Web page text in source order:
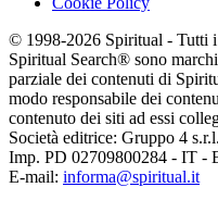
© 1998-2026 Spiritual - Tutti
Spiritual Search® sono
parziale dei contenuti di
modo responsabile dei
contenuto dei siti ad essi
Società editrice: Gruppo 4
Imp. PD 02709800284 - IT -
E-mail: informa@spiritual.it